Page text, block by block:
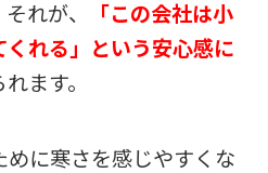
れが、
「この会社は小
くれる」という安心感に
ます。
めに寒さを感じやすくな